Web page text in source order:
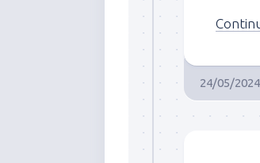
24/05/2024